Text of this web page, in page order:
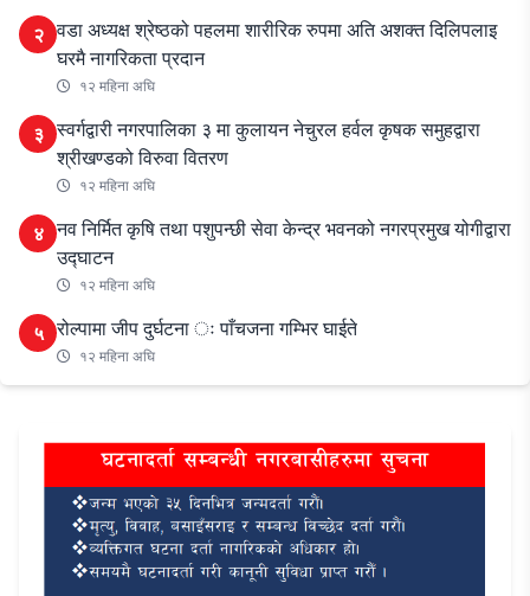
२ वडा अध्यक्ष श्रेष्ठको पहलमा शारीरिक रुपमा अति अशक्त दिलिपलाइ
घरमै नागरिकता प्रदान
१२ महिना अघि
३ स्वर्गद्वारी नगरपालिका ३ मा कुलायन नेचुरल हर्वल कृषक समुहद्वारा
श्रीखण्डको विरुवा वितरण
१२ महिना अघि
४ नव निर्मित कृषि तथा पशुपन्छी सेवा केन्द्र भवनको नगरप्रमुख योगीद्वारा
उद्घाटन
१२ महिना अघि
५ रोल्पामा जीप दुर्घटना ः पाँचजना गम्भिर घाईते
१२ महिना अघि